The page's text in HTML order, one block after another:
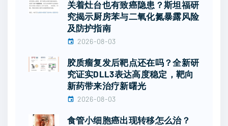
关着灶台也有致癌隐患？斯坦福研
究揭示厨房苯与二氧化氮暴露风险
及防护指南
2026-08-03
胶质瘤复发后靶点还在吗？全新研
究证实DLL3表达高度稳定，靶向
新药带来治疗新曙光
2026-08-03
食管小细胞癌出现转移怎么治？